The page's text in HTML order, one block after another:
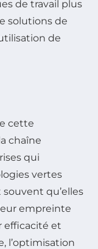
de travail plus
solutions de
de
cette
chaîne
qui
vertes
qu’elles
empreinte
efficacité et
l’optimisation